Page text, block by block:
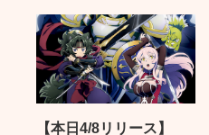
【本日4/8リリース】